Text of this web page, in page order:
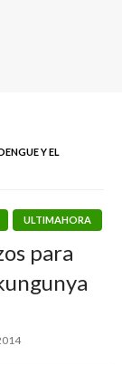
Y EL
ULTIMAHORA
para